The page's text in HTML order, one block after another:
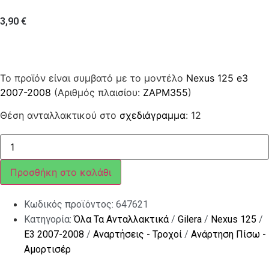
3,90 €
Το προϊόν είναι συμβατό με το μοντέλο Nexus 125 e3
2007-2008 (Αριθμός πλαισίου: ZAPM355)
Θέση ανταλλακτικού στο σχεδιάγραμμα: 12
ΑΠΟΣΤΑΤΗΣ
ΑΜΟΡΤΙΣΕΡ
ΠΙΣΩ
NEXUS
ποσότητα
Προσθήκη στο καλάθι
Κωδικός προϊόντος: 647621
Κατηγορία:Όλα Τα Ανταλλακτικά/ Gilera / Nexus 125 /
E3 2007-2008 / Αναρτήσεις - Τροχοί / Ανάρτηση Πίσω -
Αμορτισέρ